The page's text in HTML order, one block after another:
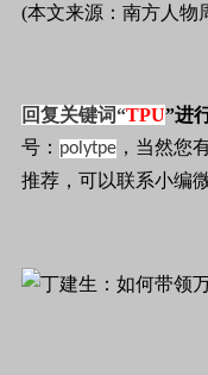
(本文来源：南方人物
回复关键词“TPU”进
号： polytpe ，当然您
推荐，可以联系小编